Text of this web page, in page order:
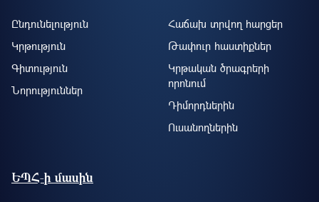
Ընդունելություն
Կրթություն
Գիտություն
Նորություններ
Հաճախ տրվող հարցեր
Թափուր հաստիքներ
Կրթական ծրագրերի
որոնում
Դիմորդներին
Ուսանողներին
ԵՊՀ-ի մասին